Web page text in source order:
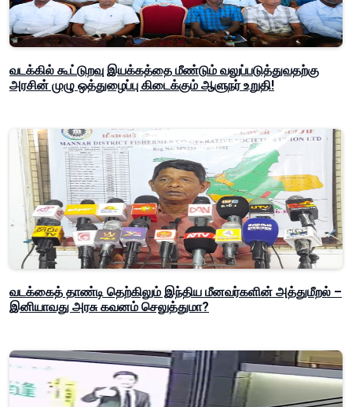
வடக்கில் கூட்டுறவு இயக்கத்தை மீண்டும் வலுப்படுத்துவதற்கு
அரசின் முழு ஒத்துழைப்பு கிடைக்கும் ஆளுநர் உறுதி!
வடக்கைத் தாண்டி தெற்கிலும் இந்திய மீனவர்களின் அத்துமீறல் –
இனியாவது அரசு கவனம் செலுத்துமா?